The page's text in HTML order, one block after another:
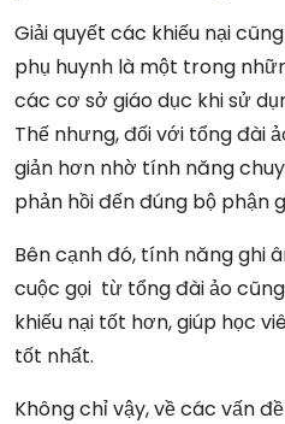
Giải quyết các khiếu nại
phụ huynh là một trong
các cơ sở giáo dục khi sử
Thế nhưng, đối với tổng đài
giản hơn nhờ tính năng
phản hồi đến đúng bộ phận
Bên cạnh đó, tính năng ghi
cuộc gọi từ tổng đài ảo
khiếu nại tốt hơn, giúp học
tốt nhất.
Không chỉ vậy, về các vấn